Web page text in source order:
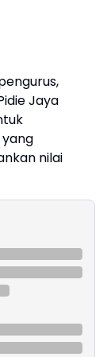
Jaya
yang
nilai